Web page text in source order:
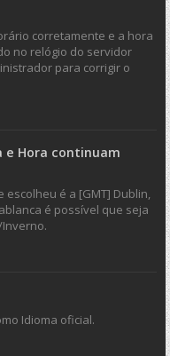
corretamente e a hora
no relógio do servidor
para corrigir o
e Hora continuam
é a [GMT] Dublin,
é possível que seja
Idioma oficial.